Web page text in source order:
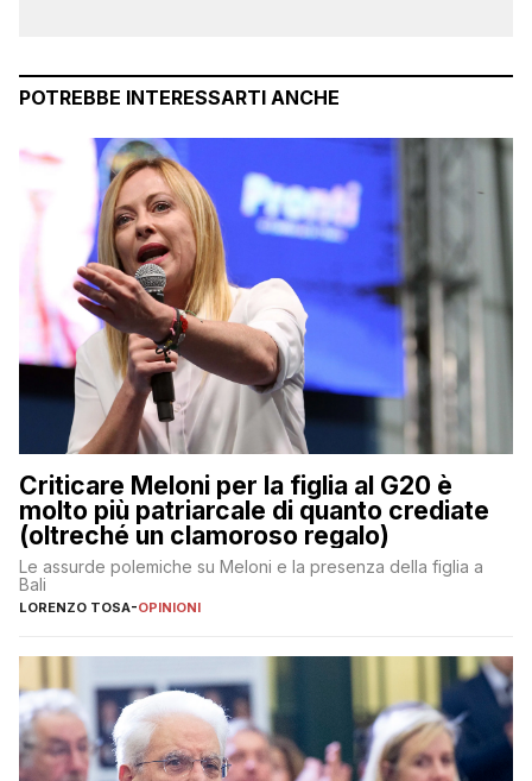
POTREBBE INTERESSARTI ANCHE
Criticare Meloni per la figlia al G20 è
molto più patriarcale di quanto crediate
(oltreché un clamoroso regalo)
Le assurde polemiche su Meloni e la presenza della figlia a
Bali
LORENZO TOSA-OPINIONI